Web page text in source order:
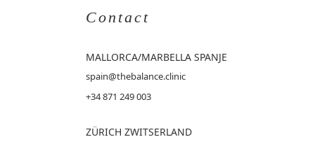
Contact
MALLORCA/MARBELLA SPANJE
spain@thebalance.clinic
+34 871 249 003
ZÜRICH ZWITSERLAND